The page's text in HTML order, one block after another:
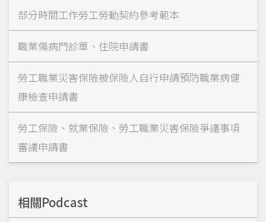
部分時間工作勞工勞動契約參考範本
職業傷病門診單、住院申請書
勞工職業災害保險被保險人自行申請預防職業病健
康檢查申請書
勞工保險、就業保險、勞工職業災害保險爭議事項
審議申請書
相關Podcast